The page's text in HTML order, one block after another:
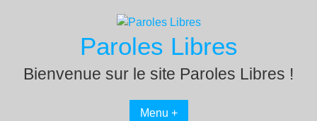
Paroles Libres
Bienvenue sur le site Paroles Libres !
Menu +